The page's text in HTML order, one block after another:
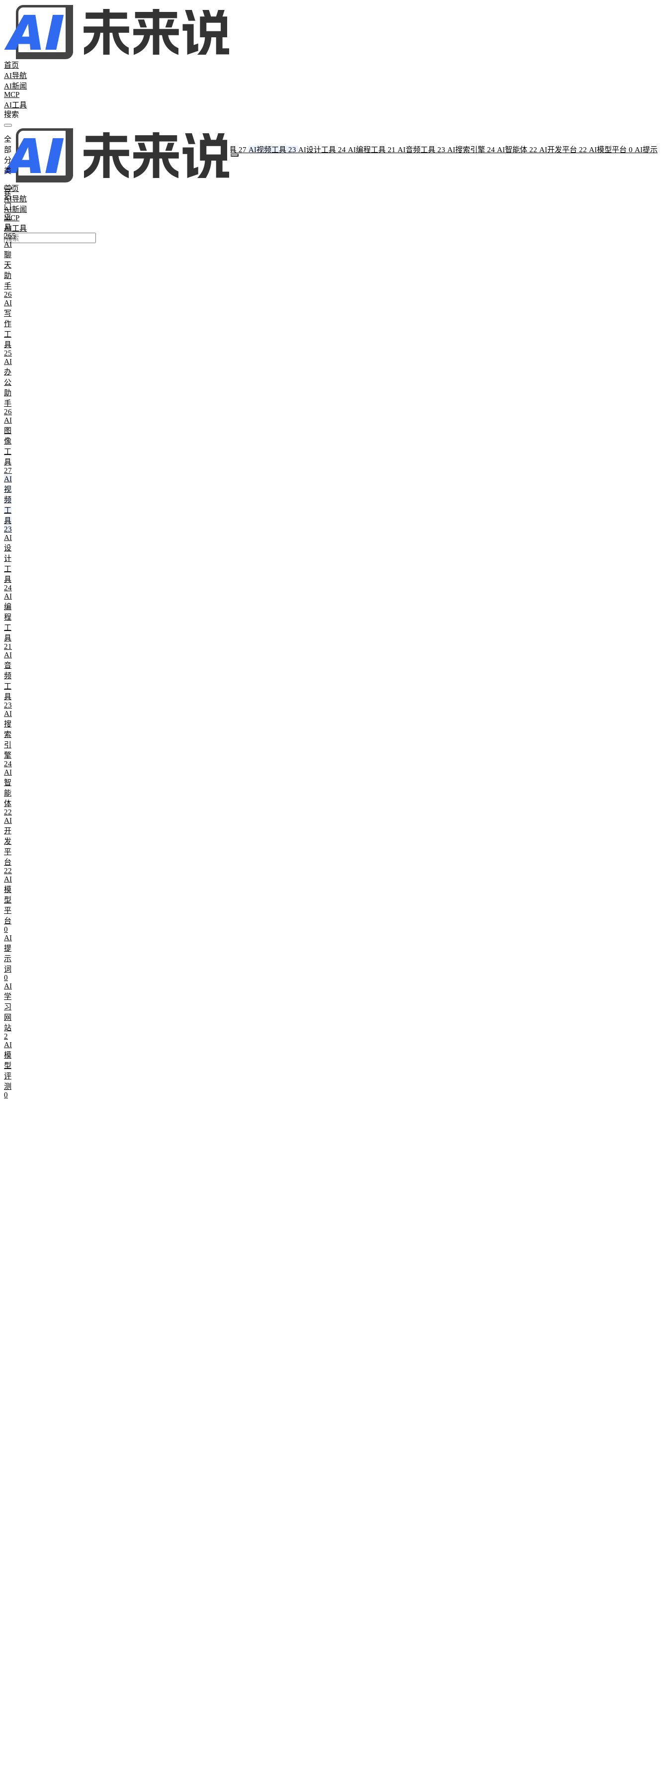
首页
AI导航
AI新闻
MCP
AI工具
首页
AI导航
AI新闻
MCP
AI工具
全
部
分
类
热
门
工
具
265
AI
聊
天
助
手
26
AI
写
作
工
具
25
AI
办
公
助
手
26
AI
图
像
工
具
27
AI
视
频
工
具
23
AI
设
计
工
具
24
AI
编
程
工
具
21
AI
音
频
工
具
23
AI
搜
索
引
擎
24
AI
智
能
体
22
AI
开
发
平
台
22
AI
模
型
平
台
0
AI
提
示
词
0
AI
学
习
网
站
2
AI
模
型
评
测
0
全部分类
热门工具
265 AI聊天助手 26 AI写作工具 25 AI办公助手 26 AI图像工具 27 AI视频工具 23 AI设计工具 24 AI编程工具 21 AI音频工具 23 AI搜索引擎 24 AI智能体 22 AI开发平台 22 AI模型平台 0 AI提示
词
AI学习网站 2 AI模型评测